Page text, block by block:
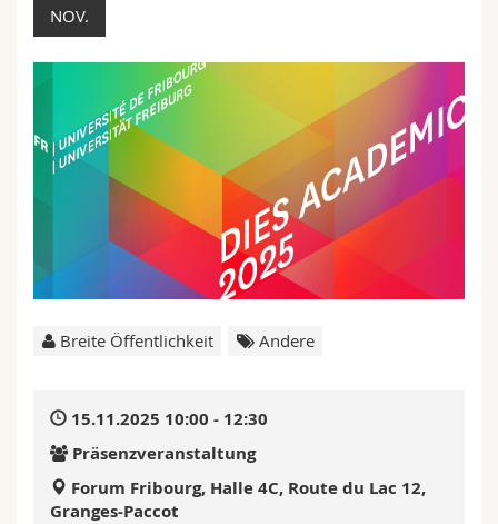
Math.-Nat. und Med. Fak.
Mitarbeitende
Webmail
Vorlesungsverzeichnis
MyUnifr
NOV.
Breite Öffentlichkeit Andere
15.11.2025 10:00 - 12:30
Präsenzveranstaltung
Forum Fribourg, Halle 4C, Route du Lac 12,
Granges-Paccot